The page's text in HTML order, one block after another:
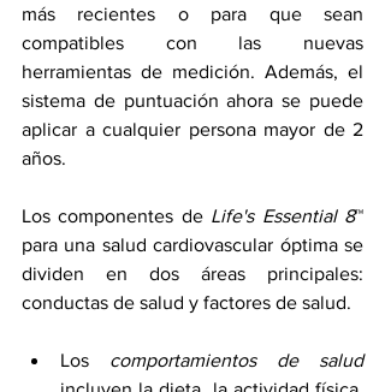
más recientes o para que sean
compatibles con las nuevas
herramientas de medición. Además, el
sistema de puntuación ahora se puede
aplicar a cualquier persona mayor de 2
años.
Los componentes de Life's Essential 8™
para una salud cardiovascular óptima se
dividen en dos áreas principales:
conductas de salud y factores de salud.
Los comportamientos de salud